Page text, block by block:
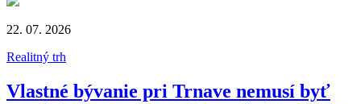
22. 07. 2026
Realitný trh
Vlastné bývanie pri Trnave nemusí byť